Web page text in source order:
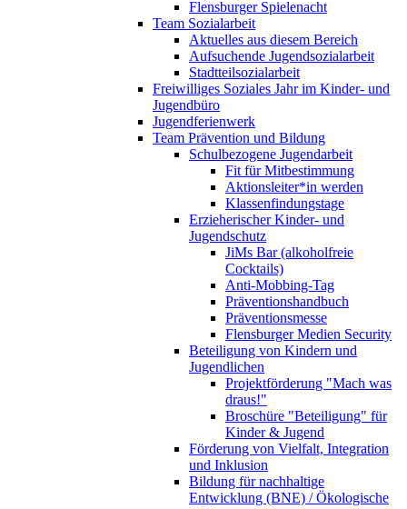
Flensburger Spielenacht
Team Sozialarbeit
Aktuelles aus diesem Bereich
Aufsuchende Jugendsozialarbeit
Stadtteilsozialarbeit
Freiwilliges Soziales Jahr im Kinder- und
Jugendbüro
Jugendferienwerk
Team Prävention und Bildung
Schulbezogene Jugendarbeit
Fit für Mitbestimmung
Aktionsleiter*in werden
Klassenfindungstage
Erzieherischer Kinder- und
Jugendschutz
JiMs Bar (alkoholfreie
Cocktails)
Anti-Mobbing-Tag
Präventionshandbuch
Präventionsmesse
Flensburger Medien Security
Beteiligung von Kindern und
Jugendlichen
Projektförderung "Mach was
draus!"
Broschüre "Beteiligung" für
Kinder & Jugend
Förderung von Vielfalt, Integration
und Inklusion
Bildung für nachhaltige
Entwicklung (BNE) / Ökologische